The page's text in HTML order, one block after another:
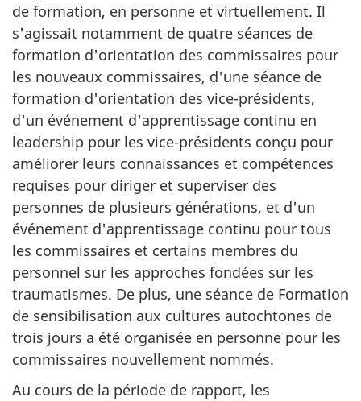
de formation, en personne et virtuellement. Il
s'agissait notamment de quatre séances de
formation d'orientation des commissaires pour
les nouveaux commissaires, d'une séance de
formation d'orientation des vice-présidents,
d'un événement d'apprentissage continu en
leadership pour les vice-présidents conçu pour
améliorer leurs connaissances et compétences
requises pour diriger et superviser des
personnes de plusieurs générations, et d'un
événement d'apprentissage continu pour tous
les commissaires et certains membres du
personnel sur les approches fondées sur les
traumatismes. De plus, une séance de Formation
de sensibilisation aux cultures autochtones de
trois jours a été organisée en personne pour les
commissaires nouvellement nommés.
Au cours de la période de rapport, les